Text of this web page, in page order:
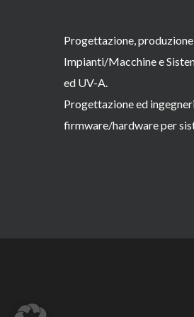
Progettazione,
Impianti/Macchine e
ed UV-A.
Progettazione ed
firmware/hardware per